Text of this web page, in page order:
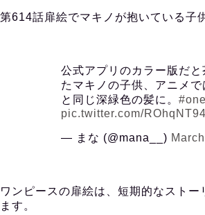
第614話扉絵でマキノが抱いている子
公式アプリのカラー版だと
たマキノの子供、アニメで
と同じ深緑色の髪に。
pic.twitter.com/
— まな (@mana__)
ワンピースの扉絵は、短期的なストー
ます。